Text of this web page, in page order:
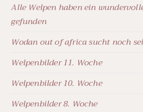
Alle Welpen haben ein
gefunden
Wodan out of africa sucht noch
Welpenbilder 11. Woche
Welpenbilder 10. Woche
Welpenbilder 8. Woche